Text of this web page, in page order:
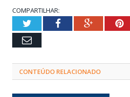
COMPARTILHAR:
TwitterFacebookGoogle+
Email
CONTEÚDO RELACIONADO